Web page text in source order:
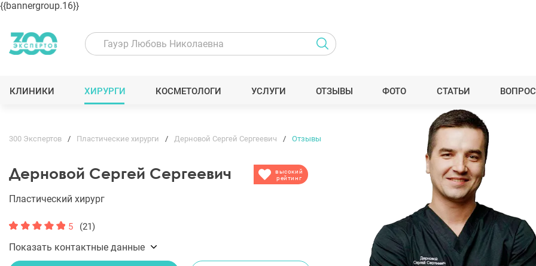
{{bannergroup.16}}
КЛИНИКИ ХИРУРГИ КОСМЕТОЛОГИ УСЛУГИ ОТЗЫВЫ ФОТО СТАТЬИ
300 Экспертов Пластические хирурги Дерновой Сергей Сергеевич Отзывы
Дерновой Сергей Сергеевич
высокий
рейтинг
Пластический хирург
5 (21)
Показать контактные данные